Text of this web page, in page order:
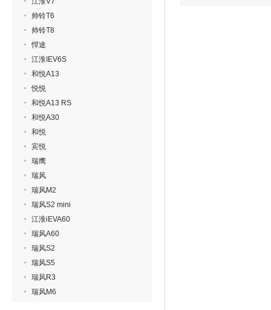
帅铃T6
帅铃T8
悍途
江淮IEV6S
和悦A13
悦悦
和悦A13 RS
和悦A30
和悦
宾悦
瑞鹰
瑞风
瑞风M2
瑞风S2 mini
江淮iEVA60
瑞风A60
瑞风S2
瑞风S5
瑞风R3
瑞风M6